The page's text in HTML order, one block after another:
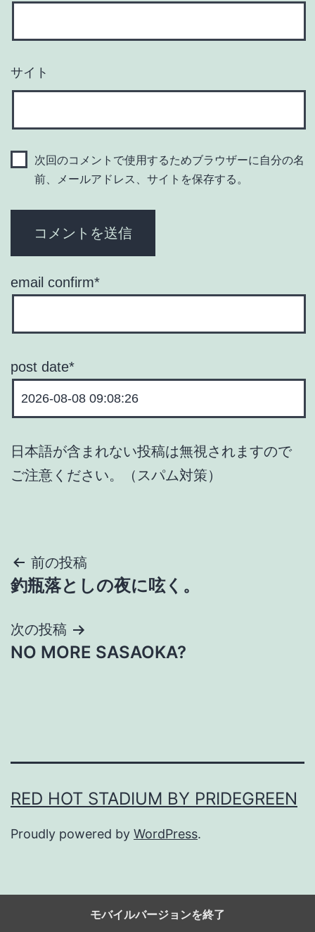
サイト
次回のコメントで使用するためブラウザーに自分の名
前、メールアドレス、サイトを保存する。
email confirm*
post date*
日本語が含まれない投稿は無視されますので
ご注意ください。（スパム対策）
投
稿
ナ
ビ
シ
ョ
ン
前の投稿
釣瓶落としの夜に呟く。
次の投稿
NO MORE SASAOKA?
RED HOT STADIUM BY PRIDEGREEN
Proudly powered by WordPress.
モバイルバージョンを終了